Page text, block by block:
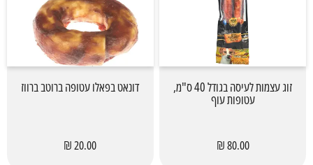
זוג עצמות לעיסה בגודל 40 ס"מ,
עטופות עוף
80.00 ₪
דונאט בפאלו עטופה ברוטב ברווז
20.00 ₪